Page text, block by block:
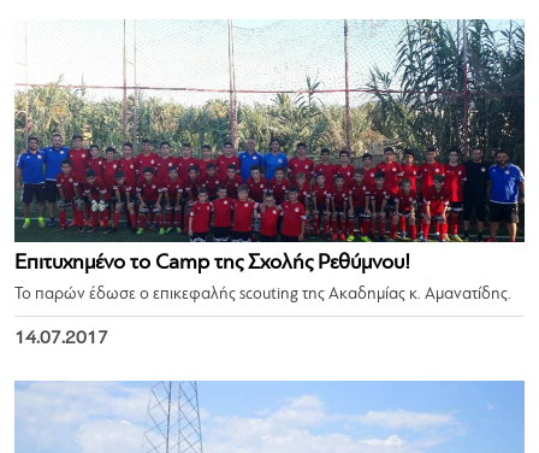
Επιτυχημένο το Camp της Σχολής Ρεθύμνου!
Το παρών έδωσε ο επικεφαλής scouting της Ακαδημίας κ. Αμανατίδης.
14.07.2017